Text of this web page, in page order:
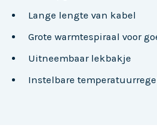
Lange lengte van kabel
Grote warmtespiraal voor
Uitneembaar lekbakje
Instelbare